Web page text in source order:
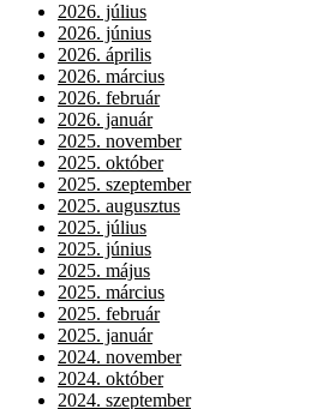
2026. július
2026. június
2026. április
2026. március
2026. február
2026. január
2025. november
2025. október
2025. szeptember
2025. augusztus
2025. július
2025. június
2025. május
2025. március
2025. február
2025. január
2024. november
2024. október
2024. szeptember